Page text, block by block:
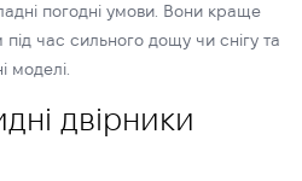
погодні умови. Вони краще
час сильного дощу чи снігу та
моделі.
двірники